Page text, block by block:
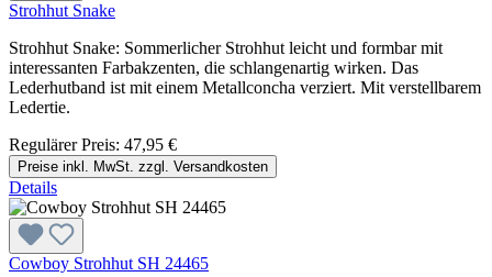
Strohhut Snake
Strohhut Snake: Sommerlicher Strohhut leicht und formbar mit
interessanten Farbakzenten, die schlangenartig wirken. Das
Lederhutband ist mit einem Metallconcha verziert. Mit verstellbarem
Ledertie.
Regulärer Preis: 47,95 €
Preise inkl. MwSt. zzgl. Versandkosten
Details
Cowboy Strohhut SH 24465